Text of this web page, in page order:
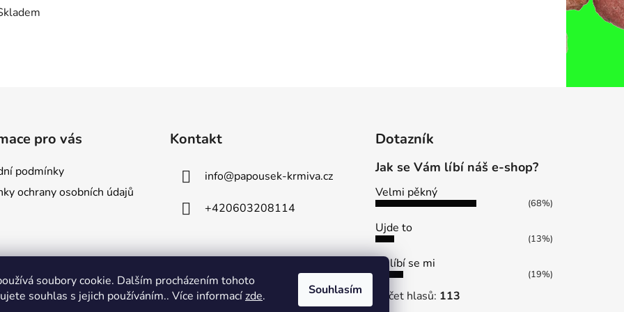
soubory cookie. Dalším procházením tohoto
souhlas s jejich používáním.. Více informacízde. Souhlasím
pro vás
podmínky
ochrany osobních údajů
Kontakt
info@papousek-krmiva.cz
+420603208114
Dotazník
Jak se Vám líbí náš e-shop?
Velmi pěkný
(68%)
Ujde to
(13%)
Nelíbí se mi
(19%)
Počet hlasů: 113